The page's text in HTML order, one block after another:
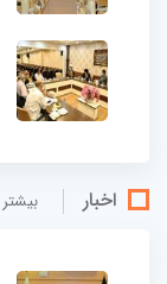
اخبار بيشتر